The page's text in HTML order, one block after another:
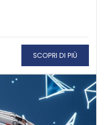
SCOPRI DI PIÙ